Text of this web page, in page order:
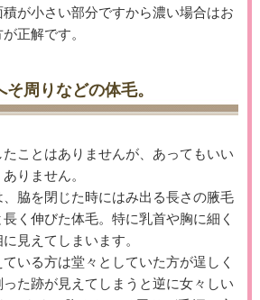
が小さい部分ですから濃い場合はお
正解です。
周りなどの体毛。
ことはありませんが、あってもいい
りません。
脇を閉じた時にはみ出る長さの腋毛
く伸びた体毛。特に乳首や胸に細く
見えてしまいます。
いる方は堂々としていた方が逞しく
た跡が見えてしまうと逆に女々しい